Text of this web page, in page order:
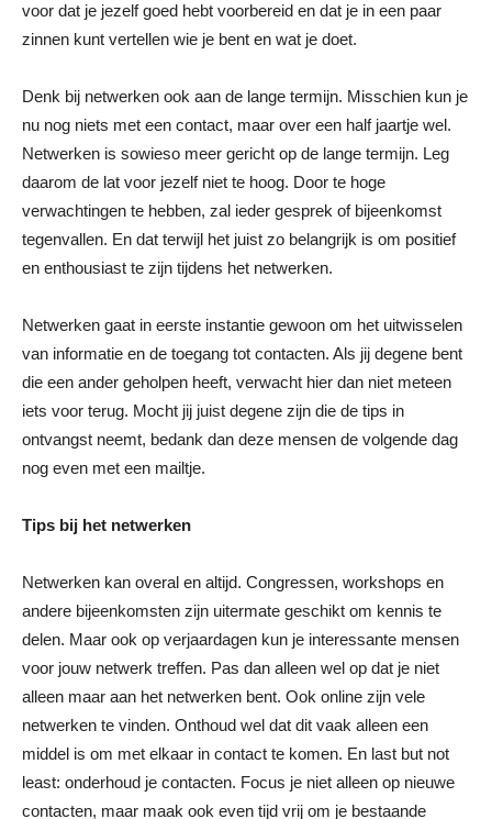
voor dat je jezelf goed hebt voorbereid en dat je in een paar
zinnen kunt vertellen wie je bent en wat je doet.
Denk bij netwerken ook aan de lange termijn. Misschien kun je
nu nog niets met een contact, maar over een half jaartje wel.
Netwerken is sowieso meer gericht op de lange termijn. Leg
daarom de lat voor jezelf niet te hoog. Door te hoge
verwachtingen te hebben, zal ieder gesprek of bijeenkomst
tegenvallen. En dat terwijl het juist zo belangrijk is om positief
en enthousiast te zijn tijdens het netwerken.
Netwerken gaat in eerste instantie gewoon om het uitwisselen
van informatie en de toegang tot contacten. Als jij degene bent
die een ander geholpen heeft, verwacht hier dan niet meteen
iets voor terug. Mocht jij juist degene zijn die de tips in
ontvangst neemt, bedank dan deze mensen de volgende dag
nog even met een mailtje.
Tips bij het netwerken
Netwerken kan overal en altijd. Congressen, workshops en
andere bijeenkomsten zijn uitermate geschikt om kennis te
delen. Maar ook op verjaardagen kun je interessante mensen
voor jouw netwerk treffen. Pas dan alleen wel op dat je niet
alleen maar aan het netwerken bent. Ook online zijn vele
netwerken te vinden. Onthoud wel dat dit vaak alleen een
middel is om met elkaar in contact te komen. En last but not
least: onderhoud je contacten. Focus je niet alleen op nieuwe
contacten, maar maak ook even tijd vrij om je bestaande